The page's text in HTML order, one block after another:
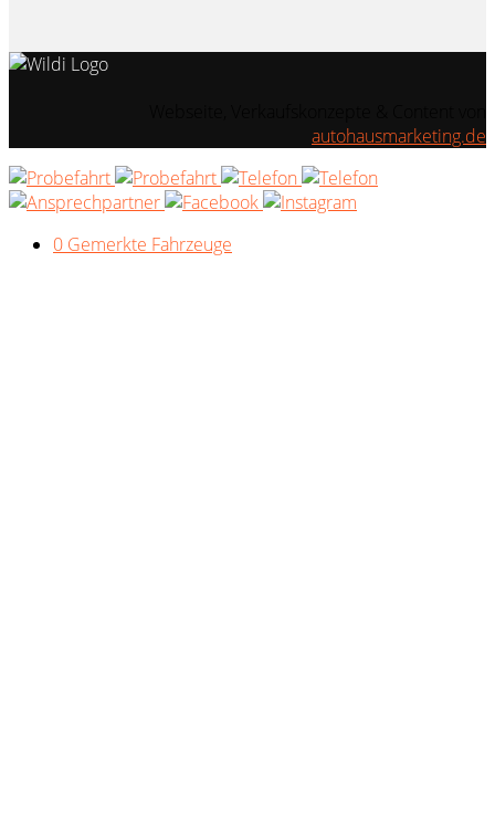
autohausmarketing.de
0 Gemerkte Fahrzeuge